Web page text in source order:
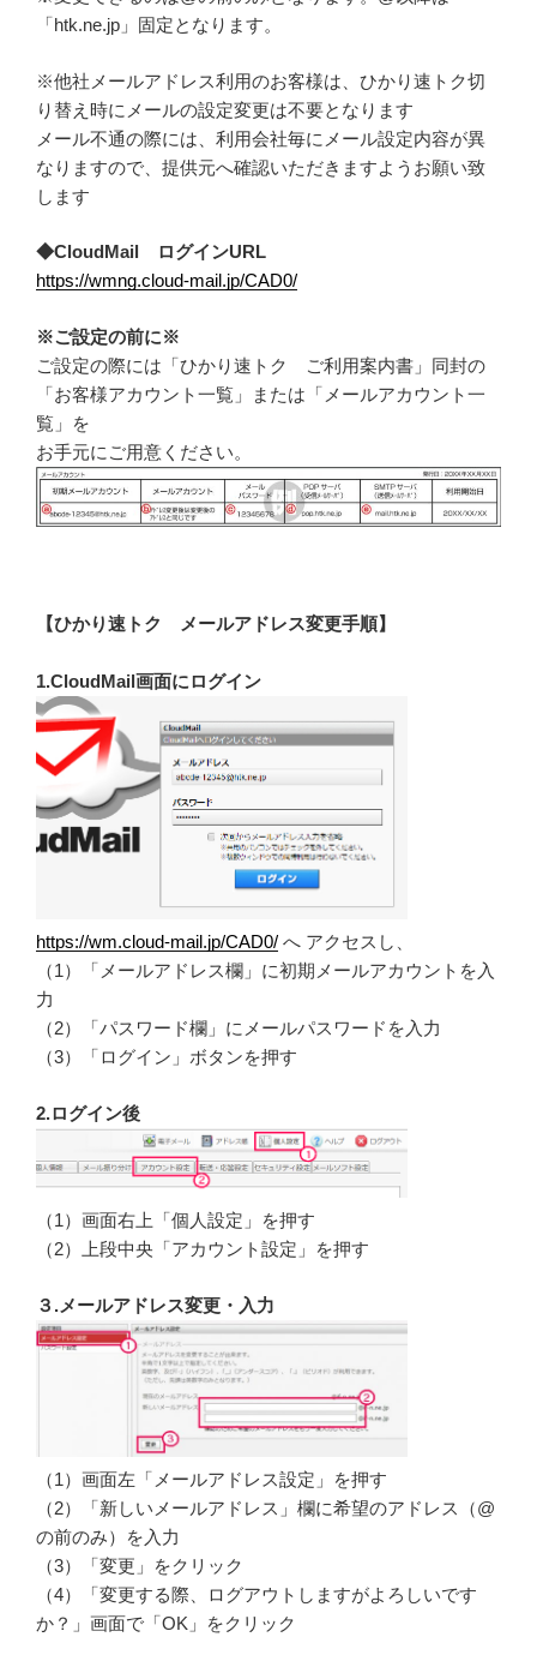
「htk.ne.jp」固定となります。
※他社メールアドレス利用のお客様は、ひかり速トク切
り替え時にメールの設定変更は不要となります
メール不通の際には、利用会社毎にメール設定内容が異
なりますので、提供元へ確認いただきますようお願い致
します
◆CloudMail ログインURL
https://wmng.cloud-mail.jp/CAD0/
※ご設定の前に※
ご設定の際には「ひかり速トク ご利用案内書」同封の
「お客様アカウント一覧」または「メールアカウント一
覧」を
お手元にご用意ください。
【ひかり速トク メールアドレス変更手順】
1.CloudMail画面にログイン
https://wm.cloud-mail.jp/CAD0/ へ アクセスし、
（1）「メールアドレス欄」に初期メールアカウントを入
力
（2）「パスワード欄」にメールパスワードを入力
（3）「ログイン」ボタンを押す
2.ログイン後
（1）画面右上「個人設定」を押す
（2）上段中央「アカウント設定」を押す
３.メールアドレス変更・入力
（1）画面左「メールアドレス設定」を押す
（2）「新しいメールアドレス」欄に希望のアドレス（@
の前のみ）を入力
（3）「変更」をクリック
（4）「変更する際、ログアウトしますがよろしいです
か？」画面で「OK」をクリック